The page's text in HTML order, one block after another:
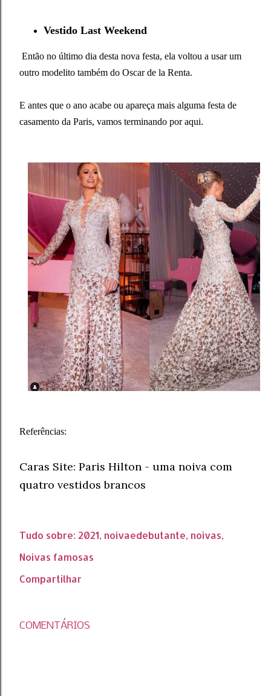
Vestido Last Weekend
Então no último dia desta nova festa, ela voltou a usar um
outro modelito também do Oscar de la Renta.
E antes que o ano acabe ou apareça mais alguma festa de
casamento da Paris, vamos terminando por aqui.
Referências:
Caras Site: Paris Hilton - uma noiva com
quatro vestidos brancos
Tudo sobre: 2021 noivaedebutante noivas
Noivas famosas
Compartilhar
COMENTÁRIOS